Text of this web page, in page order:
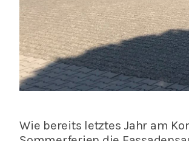
Wie bereits letztes Jahr am